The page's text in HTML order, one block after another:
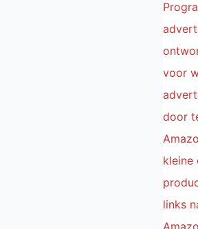
voor
door
kleine
links